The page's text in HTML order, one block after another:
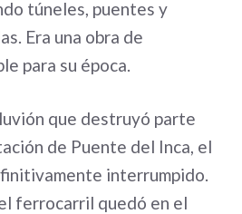
túneles, puentes y
Era una obra de
para su época.
que destruyó parte
de Puente del Inca, el
interrumpido.
ferrocarril quedó en el